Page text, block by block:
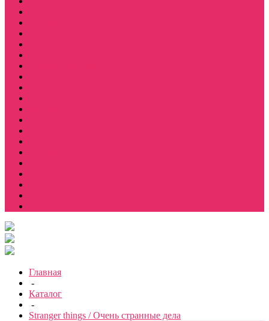
Главная
-
Каталог
-
Stranger things / Очень странные дела